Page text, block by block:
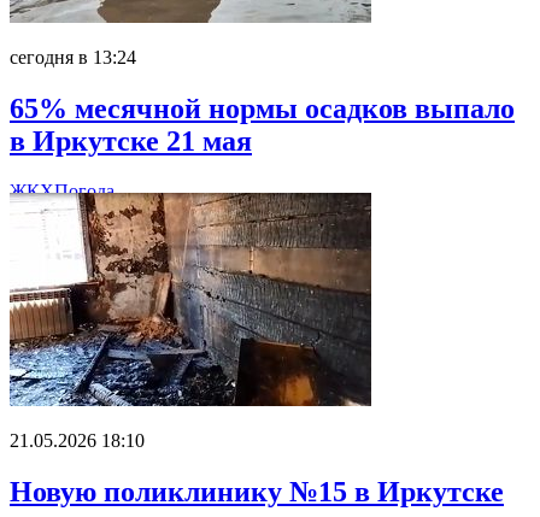
сегодня в 13:24
65% месячной нормы осадков выпало
в Иркутске 21 мая
ЖКХПогода
21.05.2026 18:10
Новую поликлинику №15 в Иркутске